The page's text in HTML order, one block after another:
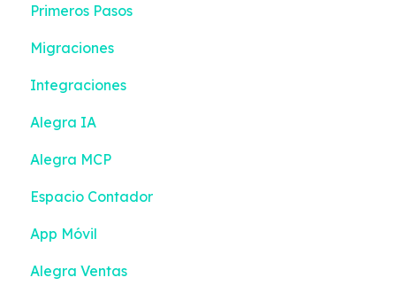
Gastos
Impuestos y Retenciones
Emisión de documentos
Bancos
Contactos
Contabilidad inteligente
Inventario
Configuración
Contactos
Configuración
Gestión de efectivo
Inventario
Emisión de documentos
Devoluciones
Turnos
Primeros Pasos
Migraciones
Integraciones
Alegra IA
Alegra MCP
Espacio Contador
App Móvil
Alegra Ventas